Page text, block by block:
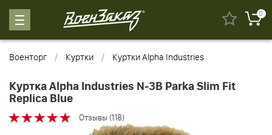
0
Военторг Куртки Куртки Alpha Industries
Куртка Alpha Industries N-3B Parka Slim Fit
Replica Blue
Отзывы (118)